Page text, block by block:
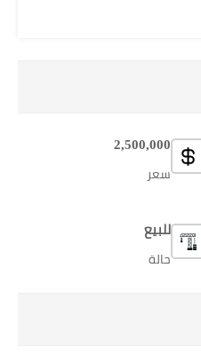
2,500,000
سعر
للبيع
حالة